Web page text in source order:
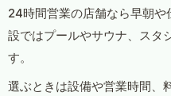
24時間営業の店舗なら早朝
設ではプールやサウナ、スタ
す。
選ぶときは設備や営業時間、